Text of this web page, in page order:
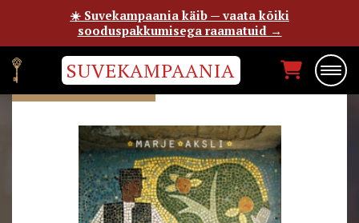
SUVEKAMPAANIA
MARJE AKSLI
☀️ Suvekampaania käib — vaata kõiki
sooduspakkumisega raamatuid →